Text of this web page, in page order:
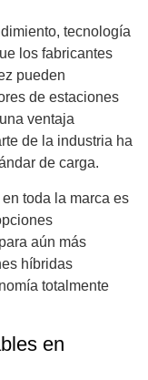
tecnología
los fabricantes
pueden
de estaciones
ventaja
de la industria ha
de carga.
toda la marca es
aún más
híbridas
totalmente
en